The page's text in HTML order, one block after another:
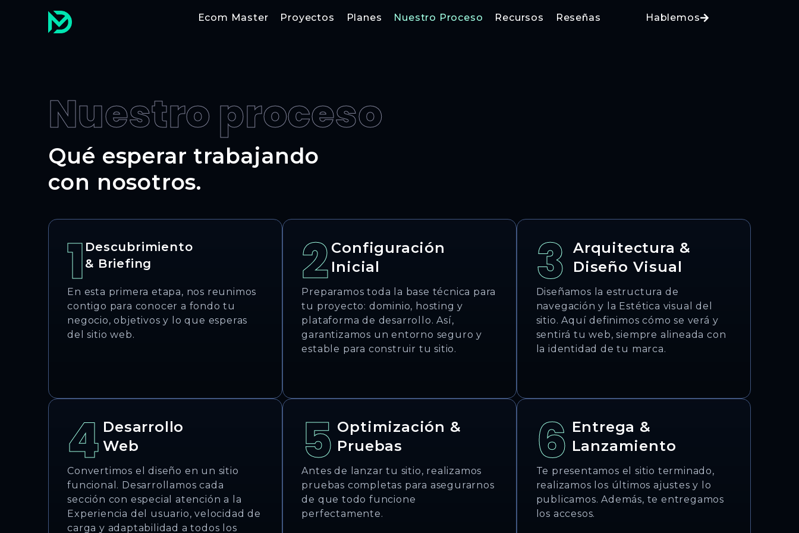
Ecom Master Proyectos Planes Nuestro Proceso Recursos Reseñas Hablemos
Nuestro proceso
Qué esperar trabajando
con nosotros.
1 Descubrimiento
& Briefing
En esta primera etapa, nos reunimos
contigo para conocer a fondo tu
negocio, objetivos y lo que esperas
del sitio web.
2 Configuración
Inicial
Preparamos toda la base técnica para
tu proyecto: dominio, hosting y
plataforma de desarrollo. Así,
garantizamos un entorno seguro y
estable para construir tu sitio.
3 Arquitectura &
Diseño Visual
Diseñamos la estructura de
navegación y la Estética visual del
sitio. Aquí definimos cómo se verá y
sentirá tu web, siempre alineada con
la identidad de tu marca.
4 Desarrollo
Web
Convertimos el diseño en un sitio
funcional. Desarrollamos cada
sección con especial atención a la
Experiencia del usuario, velocidad de
carga y adaptabilidad a todos los
5 Optimización &
Pruebas
Antes de lanzar tu sitio, realizamos
pruebas completas para asegurarnos
de que todo funcione
perfectamente.
6 Entrega &
Lanzamiento
Te presentamos el sitio terminado,
realizamos los últimos ajustes y lo
publicamos. Además, te entregamos
los accesos.